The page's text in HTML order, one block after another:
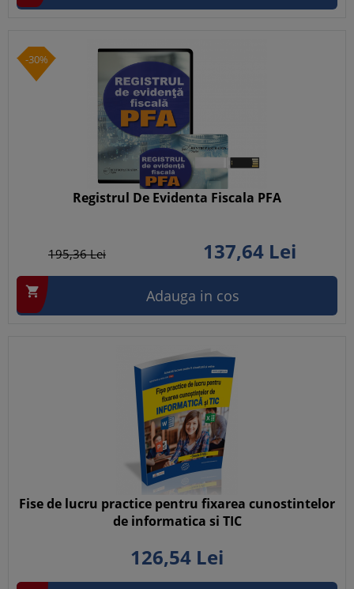
-30%
Registrul De Evidenta Fiscala PFA
195,36Lei 137,64Lei
 Adauga in cos
Fise de lucru practice pentru fixarea cunostintelor
de informatica si TIC
126,54 Lei